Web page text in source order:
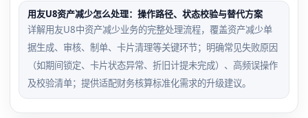
用友U8资产减少怎么处理：操作路径、状态校验与替代方案
详解用友U8中资产减少业务的完整处理流程，覆盖资产减少单
据生成、审核、制单、卡片清理等关键环节；明确常见失败原因
（如期间锁定、卡片状态异常、折旧计提未完成）、高频误操作
及校验清单；提供适配财务核算标准化需求的升级建议。